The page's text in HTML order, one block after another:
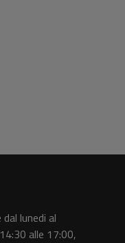
lunedi al
alle 17:00,